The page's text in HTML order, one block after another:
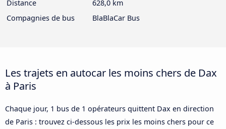
Distance
628,0 km
Compagnies de bus
BlaBlaCar Bus
Les trajets en autocar les moins chers de Dax
à Paris
Chaque jour, 1 bus de 1 opérateurs quittent Dax en direction
de Paris : trouvez ci-dessous les prix les moins chers pour ce